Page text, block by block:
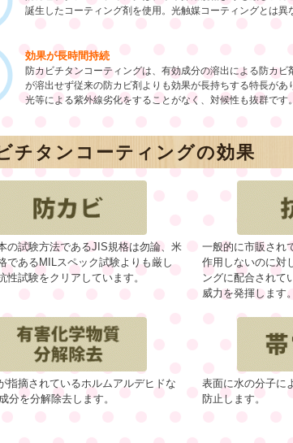
誕生したコーティング剤を使用。光触媒コーティングとは
効果が長時間持続
防カビチタンコーティングは、有効成分の溶出による防カ
が溶出せず従来の防カビ剤よりも効果が長持ちする特長が
光等による紫外線劣化をすることがなく、対候性も抜群です。
チタンコーティングの効果
の試験方法であるJIS規格は勿論、米
であるMILスペック試験よりも厳し
性試験をクリアしています。
一般的に市販され
作用しないのに対
ングに配合されて
威力を発揮します。
指摘されているホルムアルデヒドな
分を分解除去します。
表面に水の分子に
防止します。